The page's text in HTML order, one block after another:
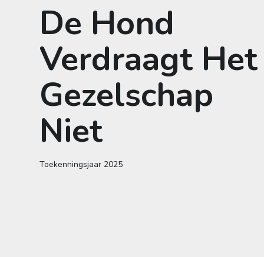
De Hond
Verdraagt Het
Gezelschap
Niet
Toekenningsjaar 2025